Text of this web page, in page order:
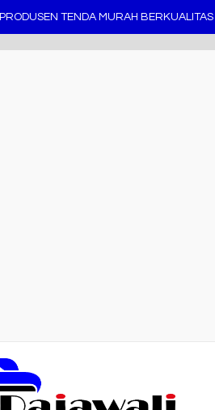
PRODUSEN TENDA MURAH BERKUALITAS